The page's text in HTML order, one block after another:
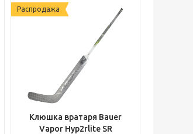
Распродажа
Клюшка вратаря Bauer
Vapor Hyp2rlite SR